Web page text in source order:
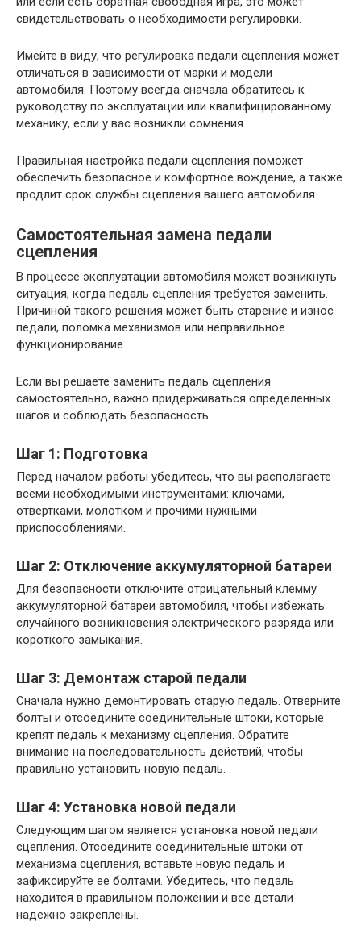
свидетельствовать о необходимости регулировки.
Имейте в виду, что регулировка педали сцепления может
отличаться в зависимости от марки и модели
автомобиля. Поэтому всегда сначала обратитесь к
руководству по эксплуатации или квалифицированному
механику, если у вас возникли сомнения.
Правильная настройка педали сцепления поможет
обеспечить безопасное и комфортное вождение, а также
продлит срок службы сцепления вашего автомобиля.
Самостоятельная замена педали
сцепления
В процессе эксплуатации автомобиля может возникнуть
ситуация, когда педаль сцепления требуется заменить.
Причиной такого решения может быть старение и износ
педали, поломка механизмов или неправильное
функционирование.
Если вы решаете заменить педаль сцепления
самостоятельно, важно придерживаться определенных
шагов и соблюдать безопасность.
Шаг 1: Подготовка
Перед началом работы убедитесь, что вы располагаете
всеми необходимыми инструментами: ключами,
отвертками, молотком и прочими нужными
приспособлениями.
Шаг 2: Отключение аккумуляторной батареи
Для безопасности отключите отрицательный клемму
аккумуляторной батареи автомобиля, чтобы избежать
случайного возникновения электрического разряда или
короткого замыкания.
Шаг 3: Демонтаж старой педали
Сначала нужно демонтировать старую педаль. Отверните
болты и отсоедините соединительные штоки, которые
крепят педаль к механизму сцепления. Обратите
внимание на последовательность действий, чтобы
правильно установить новую педаль.
Шаг 4: Установка новой педали
Следующим шагом является установка новой педали
сцепления. Отсоедините соединительные штоки от
механизма сцепления, вставьте новую педаль и
зафиксируйте ее болтами. Убедитесь, что педаль
находится в правильном положении и все детали
надежно закреплены.